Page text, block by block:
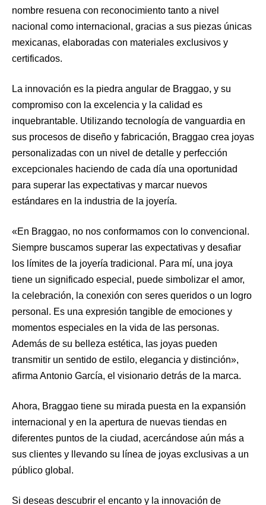
nombre resuena con reconocimiento tanto a nivel
nacional como internacional, gracias a sus piezas únicas
mexicanas, elaboradas con materiales exclusivos y
certificados.
La innovación es la piedra angular de Braggao, y su
compromiso con la excelencia y la calidad es
inquebrantable. Utilizando tecnología de vanguardia en
sus procesos de diseño y fabricación, Braggao crea joyas
personalizadas con un nivel de detalle y perfección
excepcionales haciendo de cada día una oportunidad
para superar las expectativas y marcar nuevos
estándares en la industria de la joyería.
«En Braggao, no nos conformamos con lo convencional.
Siempre buscamos superar las expectativas y desafiar
los límites de la joyería tradicional. Para mí, una joya
tiene un significado especial, puede simbolizar el amor,
la celebración, la conexión con seres queridos o un logro
personal. Es una expresión tangible de emociones y
momentos especiales en la vida de las personas.
Además de su belleza estética, las joyas pueden
transmitir un sentido de estilo, elegancia y distinción»,
afirma Antonio García, el visionario detrás de la marca.
Ahora, Braggao tiene su mirada puesta en la expansión
internacional y en la apertura de nuevas tiendas en
diferentes puntos de la ciudad, acercándose aún más a
sus clientes y llevando su línea de joyas exclusivas a un
público global.
Si deseas descubrir el encanto y la innovación de